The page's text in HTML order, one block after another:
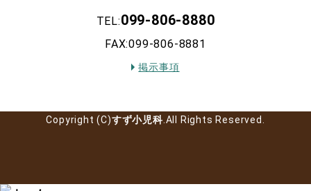
TEL:099-806-8880
FAX:099-806-8881
掲示事項
Copyright (C)すず小児科 .All Rights Reserved.